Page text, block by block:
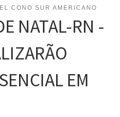
CONO SUR AMERICANO
NATAL-RN -
EM